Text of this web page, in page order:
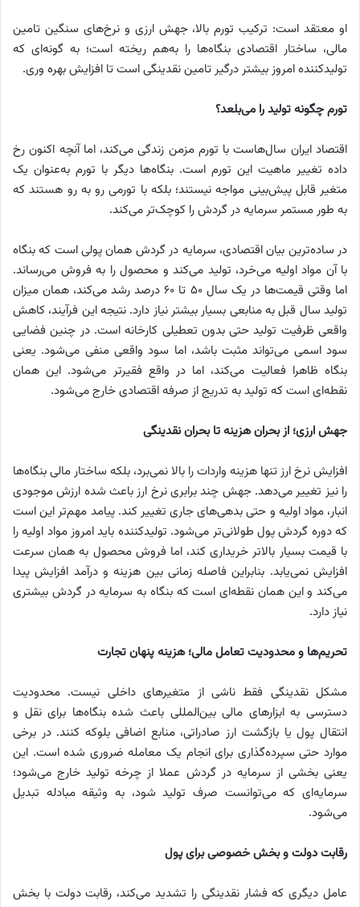
او معتقد است: ترکیب تورم بالا، جهش ارزی و نرخ‌های سنگین تامین
مالی، ساختار اقتصادی بنگاه‌ها را به‌هم ریخته است؛ به‌ گونه‌ای که
تولیدکننده امروز بیشتر درگیر تامین نقدینگی است تا افزایش بهره ‌وری.
تورم چگونه تولید را می‌بلعد؟
اقتصاد ایران سال‌هاست با تورم مزمن زندگی می‌کند، اما آنچه اکنون رخ
داده تغییر ماهیت این تورم است. بنگاه‌ها دیگر با تورم به‌عنوان یک
متغیر قابل پیش‌بینی مواجه نیستند؛ بلکه با تورمی رو به ‌رو هستند که
به ‌طور مستمر سرمایه در گردش را کوچک‌تر می‌کند.
در ساده‌ترین بیان اقتصادی، سرمایه در گردش همان پولی است که بنگاه
با آن مواد اولیه می‌خرد، تولید می‌کند و محصول را به فروش می‌رساند.
اما وقتی قیمت‌ها در یک سال ۵۰ تا ۶۰ درصد رشد می‌کند، همان میزان
تولید سال قبل به منابعی بسیار بیشتر نیاز دارد. نتیجه این فرآیند، کاهش
واقعی ظرفیت تولید حتی بدون تعطیلی کارخانه است. در چنین فضایی
سود اسمی می‌تواند مثبت باشد، اما سود واقعی منفی می‌شود. یعنی
بنگاه ظاهرا فعالیت می‌کند، اما در واقع فقیرتر می‌شود. این همان
نقطه‌ای است که تولید به ‌تدریج از صرفه اقتصادی خارج می‌شود.
جهش ارزی؛ از بحران هزینه تا بحران نقدینگی
افزایش نرخ ارز تنها هزینه واردات را بالا نمی‌برد، بلکه ساختار مالی بنگاه‌ها
را نیز تغییر می‌دهد. جهش چند برابری نرخ ارز باعث شده ارزش موجودی
انبار، مواد اولیه و حتی بدهی‌های جاری تغییر کند. پیامد مهم‌تر این است
که دوره گردش پول طولانی‌تر می‌شود. تولیدکننده باید امروز مواد اولیه را
با قیمت بسیار بالاتر خریداری کند، اما فروش محصول به همان سرعت
افزایش نمی‌یابد. بنابراین فاصله زمانی بین هزینه و درآمد افزایش پیدا
می‌کند و این همان نقطه‌ای است که بنگاه به سرمایه در گردش بیشتری
نیاز دارد.
تحریم‌ها و محدودیت تعامل مالی؛ هزینه پنهان تجارت
مشکل نقدینگی فقط ناشی از متغیرهای داخلی نیست. محدودیت
دسترسی به ابزارهای مالی بین‌المللی باعث شده بنگاه‌ها برای نقل‌ و
انتقال پول یا بازگشت ارز صادراتی، منابع اضافی بلوکه کنند. در برخی
موارد حتی سپرده‌گذاری برای انجام یک معامله ضروری شده است. این
یعنی بخشی از سرمایه در گردش عملا از چرخه تولید خارج می‌شود؛
سرمایه‌ای که می‌توانست صرف تولید شود، به وثیقه مبادله تبدیل
می‌شود.
رقابت دولت و بخش خصوصی برای پول
عامل دیگری که فشار نقدینگی را تشدید می‌کند، رقابت دولت با بخش